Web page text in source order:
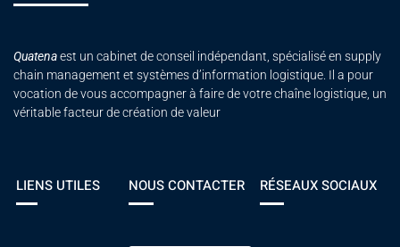
Quatenaest un cabinet de conseil indépendant, spécialisé en supply
chain management et systèmes d’information logistique. Il a pour
vocation de vous accompagner à faire de votre chaîne logistique, un
véritable facteur de création de valeur
LIENS UTILES NOUS CONTACTER RÉSEAUX SOCIAUX